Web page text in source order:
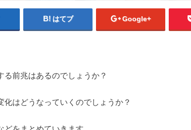
はてブ Google+
前兆はあるのでしょうか？
はどうなっていくのでしょうか？